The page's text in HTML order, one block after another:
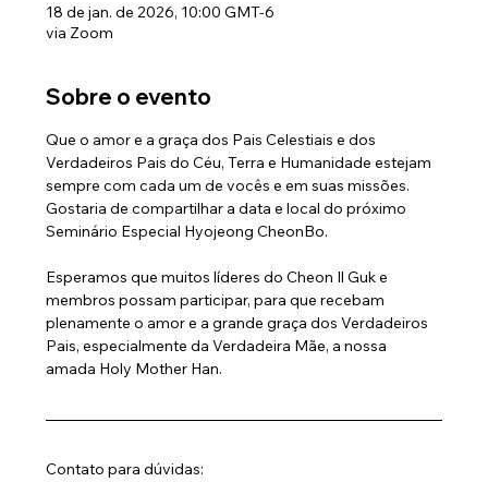
18 de jan. de 2026, 10:00 GMT-6
via Zoom
Sobre o evento
Que o amor e a graça dos Pais Celestiais e dos
Verdadeiros Pais do Céu, Terra e Humanidade estejam
sempre com cada um de vocês e em suas missões.
Gostaria de compartilhar a data e local do próximo
Seminário Especial Hyojeong CheonBo.
Esperamos que muitos líderes do Cheon Il Guk e
membros possam participar, para que recebam
plenamente o amor e a grande graça dos Verdadeiros
Pais, especialmente da Verdadeira Mãe, a nossa
amada Holy Mother Han.
Contato para dúvidas: